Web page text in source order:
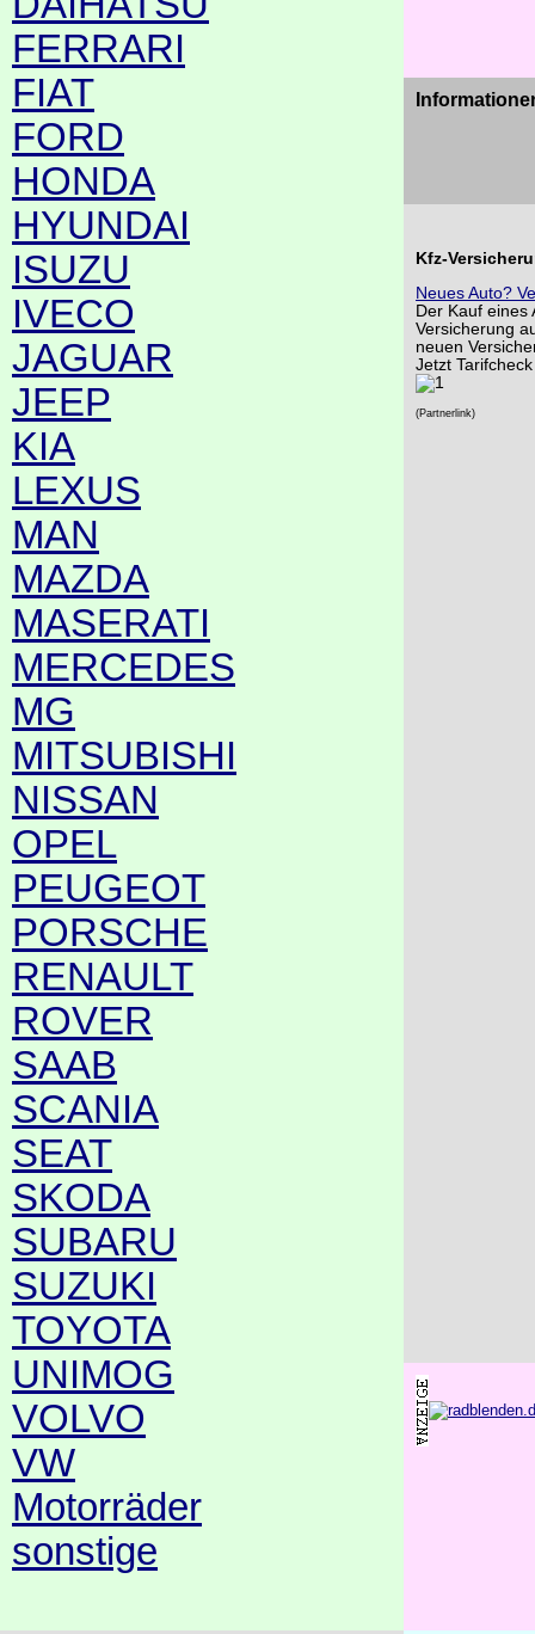
FERRARI
FIAT
FORD
HONDA
HYUNDAI
ISUZU
IVECO
JAGUAR
JEEP
KIA
LEXUS
MAN
MAZDA
MASERATI
MERCEDES
MG
MITSUBISHI
NISSAN
OPEL
PEUGEOT
PORSCHE
RENAULT
ROVER
SAAB
SCANIA
SEAT
SKODA
SUBARU
SUZUKI
TOYOTA
UNIMOG
VOLVO
VW
Motorräder
sonstige
Kfz-
Neues Auto?
Der Kauf eines
Versicherung
neuen
Jetzt
(Partnerlink)